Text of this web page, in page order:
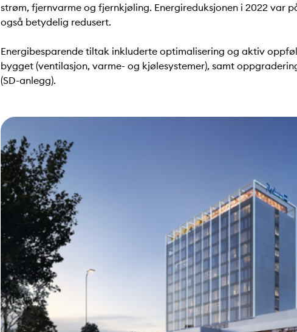
strøm, fjernvarme og fjernkjøling. Energireduksjonen i 2022 var
også betydelig redusert.
Energibesparende tiltak inkluderte optimalisering og aktiv
bygget (ventilasjon, varme- og kjølesystemer), samt
(SD-anlegg).